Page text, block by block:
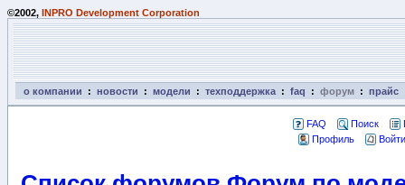
©2002, INPRO Development Corporation
о компании : новости : модели : техподдержка : faq : форум : прайс
FAQ Поиск
Профиль